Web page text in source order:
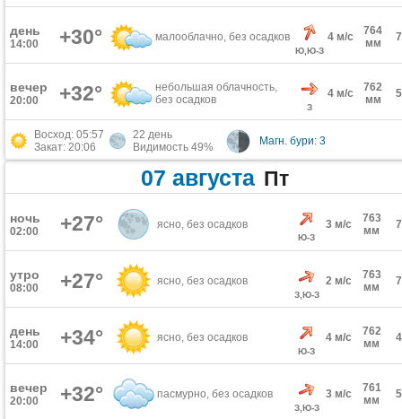
день
14:00 +30° малооблачно, без осадков
Ю,Ю-З
4 м/с
764
мм
вечер
20:00 +32°
небольшая облачность,
без осадков
З
4 м/с
762
мм
Восход: 05:57
Закат: 20:06
22 день
Видимость 49%
Магн. бури: 3
07 августа Пт
ночь
02:00 +27° ясно, без осадков
Ю-З
3 м/с
763
мм
утро
08:00 +27° ясно, без осадков
З,Ю-З
2 м/с
763
мм
день
14:00 +34° ясно, без осадков
Ю-З
4 м/с
762
мм
вечер
20:00 +32° пасмурно, без осадков
З,Ю-З
3 м/с
761
мм